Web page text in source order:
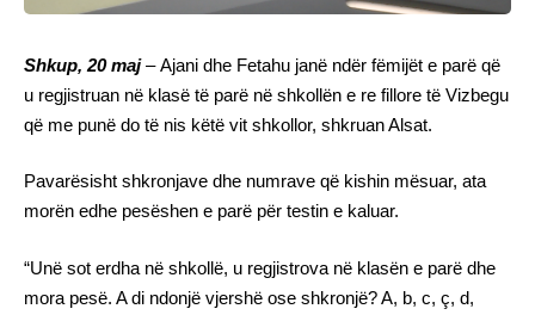
Shkup, 20 maj–Ajani dhe Fetahu janë ndër fëmijët e parë që
u regjistruan në klasë të parë në shkollën e re fillore të Vizbegu
që me punë do të nis këtë vit shkollor, shkruan Alsat.
Pavarësisht shkronjave dhe numrave që kishin mësuar, ata
morën edhe pesëshen e parë për testin e kaluar.
“Unë sot erdha në shkollë, u regjistrova në klasën e parë dhe
mora pesë. A di ndonjë vjershë ose shkronjë? A, b, c, ç, d,